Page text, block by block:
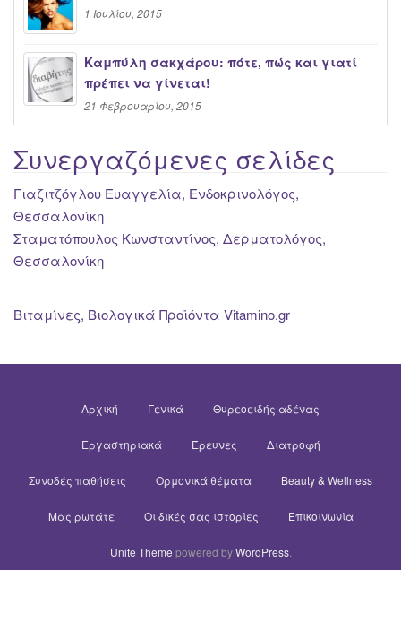
1 Ιουλίου, 2015
Καμπύλη σακχάρου: πότε, πώς και γιατί
πρέπει να γίνεται!
21 Φεβρουαρίου, 2015
Συνεργαζόμενες σελίδες
Γιαζιτζόγλου Ευαγγελία, Ενδοκρινολόγος,
Θεσσαλονίκη
Σταματόπουλος Κωνσταντίνος, Δερματολόγος,
Θεσσαλονίκη
Βιταμίνες, Βιολογικά Προϊόντα Vitamino.gr
Αρχική Γενικά Θυρεοειδής αδένας
Εργαστηριακά Έρευνες Διατροφή
Συνοδές παθήσεις Ορμονικά θέματα Beauty & Wellness
Μας ρωτάτε Οι δικές σας ιστορίες Επικοινωνία
Unite Theme powered byWordPress.